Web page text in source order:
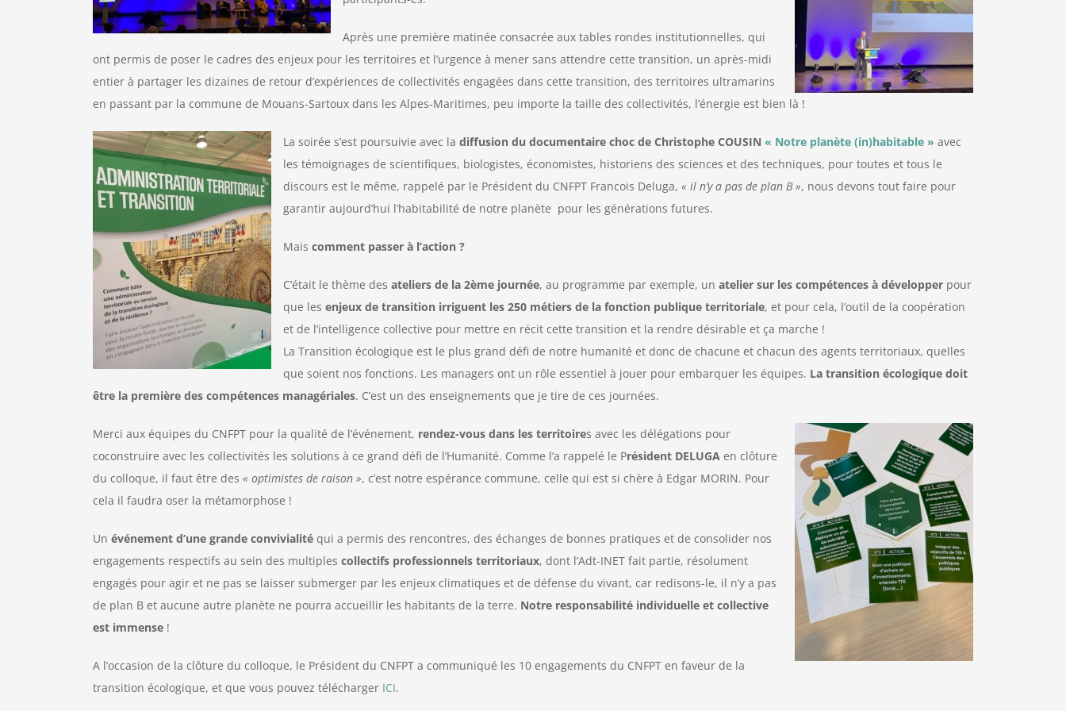
Après une première matinée consacrée aux tables rondes institutionnelles, qui
ont permis de poser le cadres des enjeux pour les territoires et l’urgence à mener sans attendre cette transition, un après-midi
entier à partager les dizaines de retour d’expériences de collectivités engagées dans cette transition, des territoires ultramarins
en passant par la commune de Mouans-Sartoux dans les Alpes-Maritimes, peu importe la taille des collectivités, l’énergie est bien là !
La soirée s’est poursuivie avec la diffusion du documentaire choc de Christophe COUSIN « Notre planète (in)habitable » avec
les témoignages de scientifiques, biologistes, économistes, historiens des sciences et des techniques, pour toutes et tous le
discours est le même, rappelé par le Président du CNFPT Francois Deluga, « il n’y a pas de plan B », nous devons tout faire pour
garantir aujourd’hui l’habitabilité de notre planète pour les générations futures.
Mais comment passer à l’action ?
C’était le thème des ateliers de la 2ème journée, au programme par exemple, un atelier sur les compétences à développer pour
que les enjeux de transition irriguent les 250 métiers de la fonction publique territoriale, et pour cela, l’outil de la coopération
et de l’intelligence collective pour mettre en récit cette transition et la rendre désirable et ça marche !
La Transition écologique est le plus grand défi de notre humanité et donc de chacune et chacun des agents territoriaux, quelles
que soient nos fonctions. Les managers ont un rôle essentiel à jouer pour embarquer les équipes. La transition écologique doit
être la première des compétences managériales. C’est un des enseignements que je tire de ces journées.
Merci aux équipes du CNFPT pour la qualité de l’événement, rendez-vous dans les territoires avec les délégations pour
coconstruire avec les collectivités les solutions à ce grand défi de l’Humanité. Comme l’a rappelé le Président DELUGA en clôture
du colloque, il faut être des « optimistes de raison », c’est notre espérance commune, celle qui est si chère à Edgar MORIN. Pour
cela il faudra oser la métamorphose !
Un événement d’une grande convivialité qui a permis des rencontres, des échanges de bonnes pratiques et de consolider nos
engagements respectifs au sein des multiples collectifs professionnels territoriaux, dont l’Adt-INET fait partie, résolument
engagés pour agir et ne pas se laisser submerger par les enjeux climatiques et de défense du vivant, car redisons-le, il n’y a pas
de plan B et aucune autre planète ne pourra accueillir les habitants de la terre. Notre responsabilité individuelle et collective
est immense !
A l’occasion de la clôture du colloque, le Président du CNFPT a communiqué les 10 engagements du CNFPT en faveur de la
transition écologique, et que vous pouvez télécharger ICI.